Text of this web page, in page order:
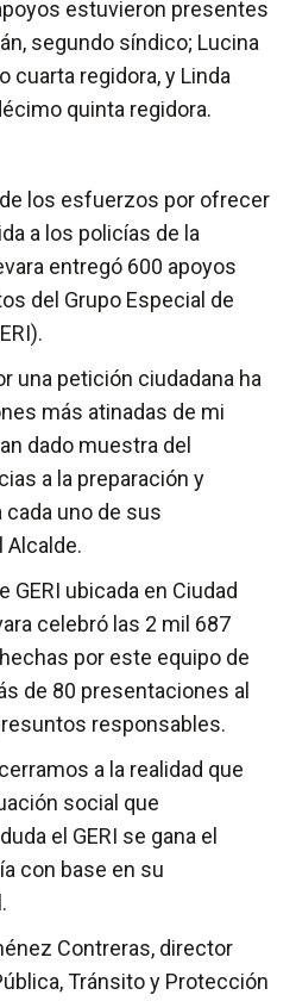
estuvieron presentes
segundo síndico; Lucina
cuarta regidora, y Linda
quinta regidora.
los esfuerzos por ofrecer
a los policías de la
entregó 600 apoyos
del Grupo Especial de
una petición ciudadana ha
más atinadas de mi
dado muestra del
a la preparación y
cada uno de sus
Alcalde.
GERI ubicada en Ciudad
celebró las 2 mil 687
por este equipo de
de 80 presentaciones al
responsables.
a la realidad que
social que
el GERI se gana el
con base en su
Contreras, director
Tránsito y Protección